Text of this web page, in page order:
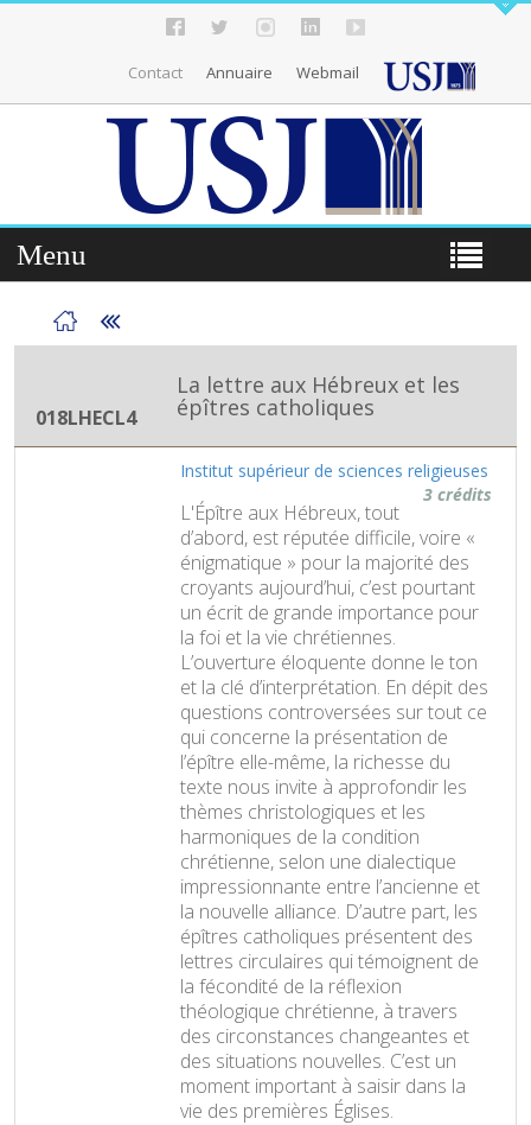
Contact Annuaire Webmail
Menu
018LHECL4
La lettre aux Hébreux et les
épîtres catholiques
Institut supérieur de sciences religieuses
3 crédits
L'Épître aux Hébreux, tout
d’abord, est réputée difficile, voire «
énigmatique » pour la majorité des
croyants aujourd’hui, c’est pourtant
un écrit de grande importance pour
la foi et la vie chrétiennes.
L’ouverture éloquente donne le ton
et la clé d’interprétation. En dépit des
questions controversées sur tout ce
qui concerne la présentation de
l’épître elle-même, la richesse du
texte nous invite à approfondir les
thèmes christologiques et les
harmoniques de la condition
chrétienne, selon une dialectique
impressionnante entre l’ancienne et
la nouvelle alliance. D’autre part, les
épîtres catholiques présentent des
lettres circulaires qui témoignent de
la fécondité de la réflexion
théologique chrétienne, à travers
des circonstances changeantes et
des situations nouvelles. C’est un
moment important à saisir dans la
vie des premières Églises.